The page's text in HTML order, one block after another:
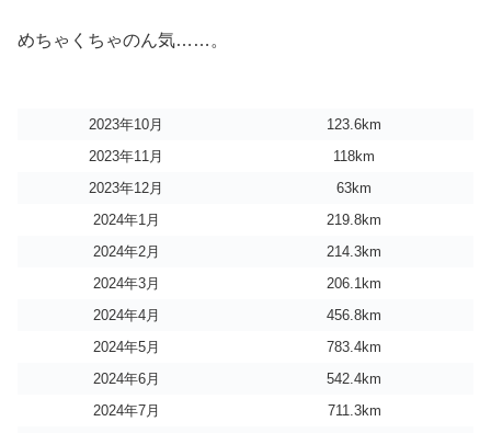
めちゃくちゃのん気……。
2023年10月
123.6km
2023年11月
118km
2023年12月
63km
2024年1月
219.8km
2024年2月
214.3km
2024年3月
206.1km
2024年4月
456.8km
2024年5月
783.4km
2024年6月
542.4km
2024年7月
711.3km